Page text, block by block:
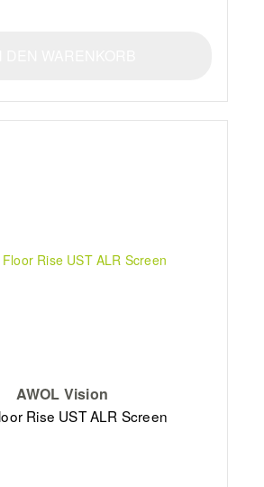
AWOL Vision
Rise UST ALR Screen